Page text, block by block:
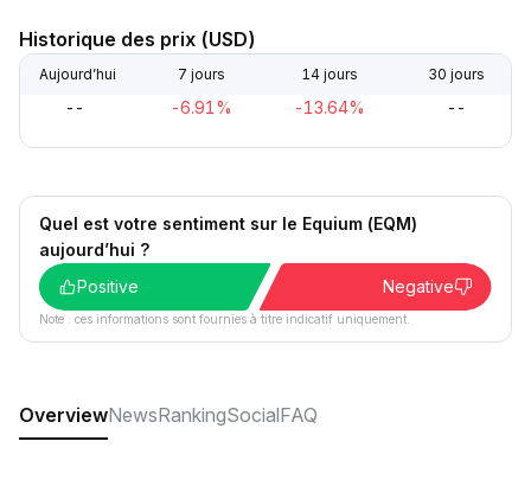
Historique des prix (USD)
Aujourd’hui 7 jours 14 jours 30 jours
-- -6.91% -13.64% --
Quel est votre sentiment sur le Equium (EQM)
aujourd’hui ?
Positive
Negative
Note : ces informations sont fournies à titre indicatif uniquement.
OverviewNewsRankingSocialFAQ